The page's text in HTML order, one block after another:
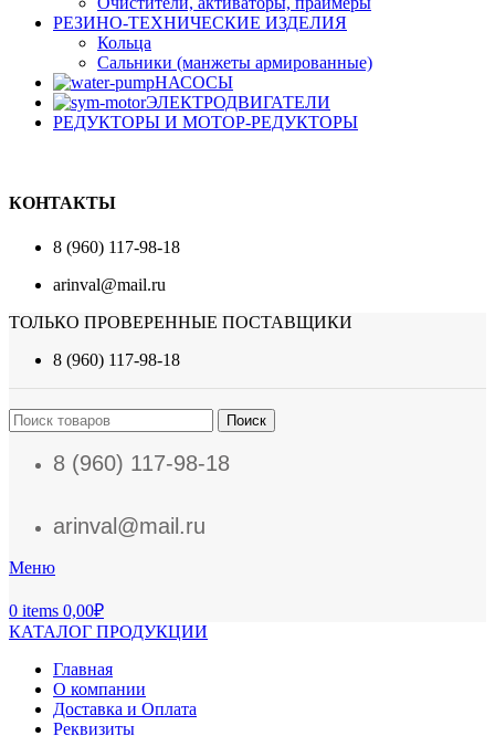
РЕЗИНО-ТЕХНИЧЕСКИЕ ИЗДЕЛИЯ
Кольца
Сальники (манжеты армированные)
НАСОСЫ
ЭЛЕКТРОДВИГАТЕЛИ
РЕДУКТОРЫ И МОТОР-РЕДУКТОРЫ
КОНТАКТЫ
8 (960) 117-98-18
arinval@mail.ru
ТОЛЬКО ПРОВЕРЕННЫЕ ПОСТАВЩИКИ
8 (960) 117-98-18
Поиск
8 (960) 117-98-18
arinval@mail.ru
Меню
0 items 0,00₽
КАТАЛОГ ПРОДУКЦИИ
Главная
О компании
Доставка и Оплата
Реквизиты